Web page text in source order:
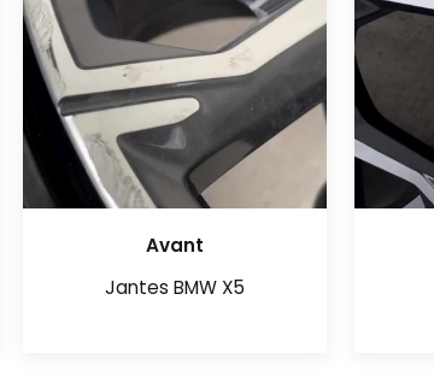
Avant
Jantes BMW X5